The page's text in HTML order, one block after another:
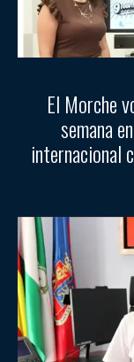
El Morche
semana
internacional